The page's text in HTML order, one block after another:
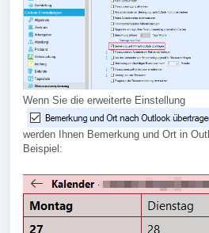
Wenn Sie die erweiterte Einstellung
werden Ihnen Bemerkung und Ort in
Beispiel: